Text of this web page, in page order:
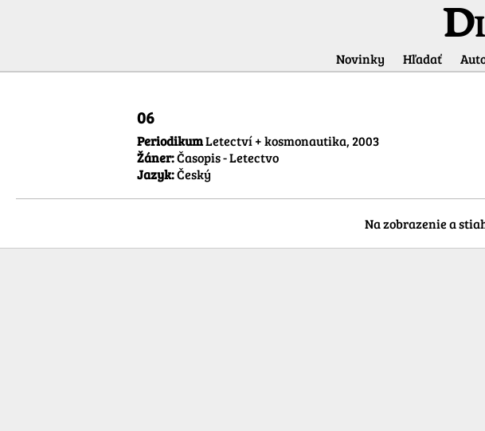
Novinky Hľadať
06
PeriodikumLetectví + kosmonautika, 2003
Žáner:Časopis - Letectvo
Jazyk:Český
Na zobrazenie a